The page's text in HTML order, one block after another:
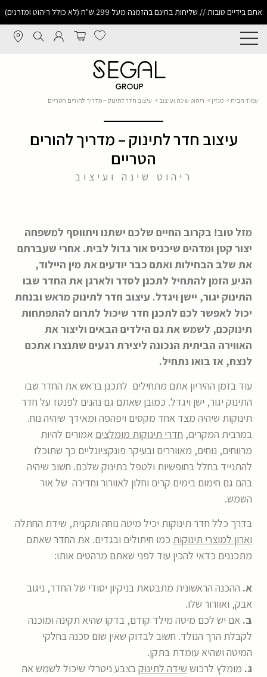
אתם בידיים טובות // שליחות בחינם בהזמנה מעל 299 ש"ח (לא כולל ריהוט ומזרנים)
עמוד הבית> מגזין > ריהוט שינה ועיצוב > עיצוב חדר לתינוק – מדריך להורים הטריים
עיצוב חדר לתינוק – מדריך להורים
הטריים
ריהוט שינה ועיצוב
מזל טוב! בקרוב החיים שלכם ישתנו ויתווסף למשפחה
יצור קטן ומדהים שיכניס אור גדול לבית. אחרי שעברתם
את שלב הבחילות ואתם כבר יודעים את מין היילוד,
הגיע הזמן להתחיל לתכנן לסדר ולארגן את החדר שבו
התינוק יגור, יישן ויגדל. עיצוב חדר לתינוק מראש ובנחת
יכול לאפשר לכם לתכנן חדר שיכול לתרום להתפתחות
תינוקכם, לשמש את גם הילדים הבאים וליצור את
האווירה הביתית הנכונה ליצירת רגעים שתנצרו אתכם
לנצח, אז בואו נתחיל.
עוד בזמן ההיריון אתם מתחילים לתכנן בראש את החדר שבו
התינוק יגור, ישן ויגדל. כמובן שאתם גם נהנים לפנטז על חדר
תינוקות שיהיה מצד אחד מקסים ויפהפה ומאידך שיהיה נוח.
במרבית המקרים, חדרי תינוקות מומלצים אמורים להיות
מרווחים, נוחים, מאווררים ובעיקר פונקציונליים כך שתוכלו
להתנייד בחלל בחופשיות ולטפל בתינוק שלכם. חשוב שיהיה
בהם גם חימום בימים קרים וחלון לאוורור וחדירה של אור
השמש.
בדרך כלל חדר תינוקות יכיל מיטה נוחה ותקנית, שידת החתלה
וארון למוצרי תינוקות כמו חיתולים ובגדים. את החדר שאתם
מתכננים כדאי להכין עוד לפני שאתם מרהטים אותו:
א. ההכנה הראשונית מתבטאת בניקיון יסודי של החדר, ניגוב
אבק, ואוורור שלו.
ב. אם יש לכם מיטה מילד קודם, בדקו שהיא תקינה ומוכנה
לקבלת הרך הנולד. חשוב לבדוק שאין שום סכנה בחלקי
המיטה ושהיא עומדת בתקן.
ג. מומלץ לרכוש שידה לתינוקבצבע ניטרלי שיכול לשמש את